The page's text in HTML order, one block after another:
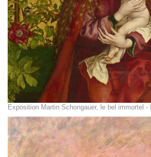
Exposition Martin Schongauer, le bel immortel -